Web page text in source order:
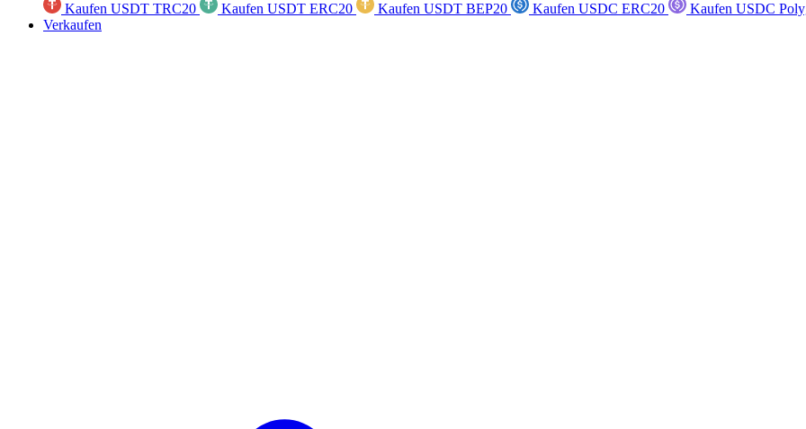
Kaufen USDT TRC20
Kaufen USDT ERC20 Kaufen USDT BEP20 Kaufen USDC ERC20
Kaufen USDC
Verkaufen